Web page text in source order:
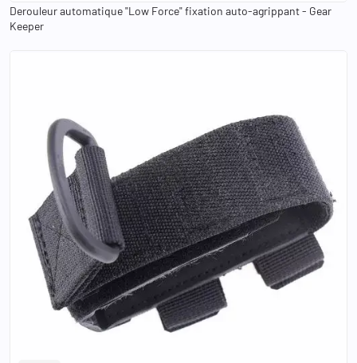
Derouleur automatique "Low Force" fixation auto-agrippant - Gear
Keeper